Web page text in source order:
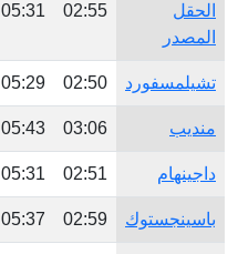
الحقل
المصدر
02:55
05:31
تشيلمسفورد 02:50
05:29
منديب 03:06
05:43
داجينهام 02:51
05:31
باسينجستوك 02:59
05:37